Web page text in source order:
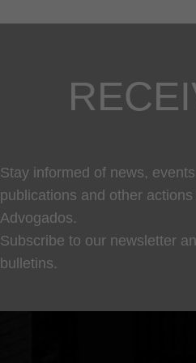
Stay informed of news,
publications and other actions
Advogados.
Subscribe to our newsletter
bulletins.